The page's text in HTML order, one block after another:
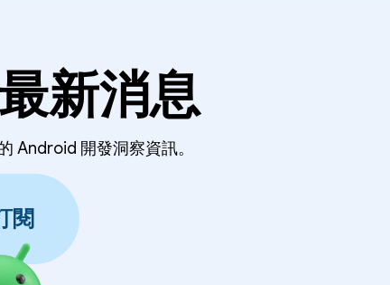
新消息
Android 開發洞察資訊。
閱